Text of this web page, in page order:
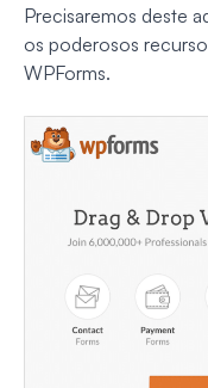
Precisaremos deste
os poderosos
WPForms.